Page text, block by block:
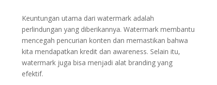
Keuntungan utama dari watermark adalah
perlindungan yang diberikannya. Watermark membantu
mencegah pencurian konten dan memastikan bahwa
kita mendapatkan kredit dan awareness. Selain itu,
watermark juga bisa menjadi alat branding yang
efektif.